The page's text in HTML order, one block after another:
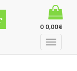
0 0,00€